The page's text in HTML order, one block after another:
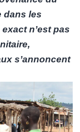
dans les
n’est pas
s’annoncent